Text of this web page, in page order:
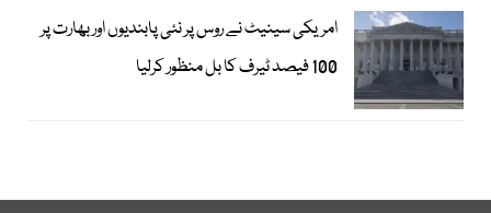
امریکی سینیٹ نے روس پر نئی پابندیوں اور بھارت پر
100 فیصد ٹیرف کا بل منظور کرلیا